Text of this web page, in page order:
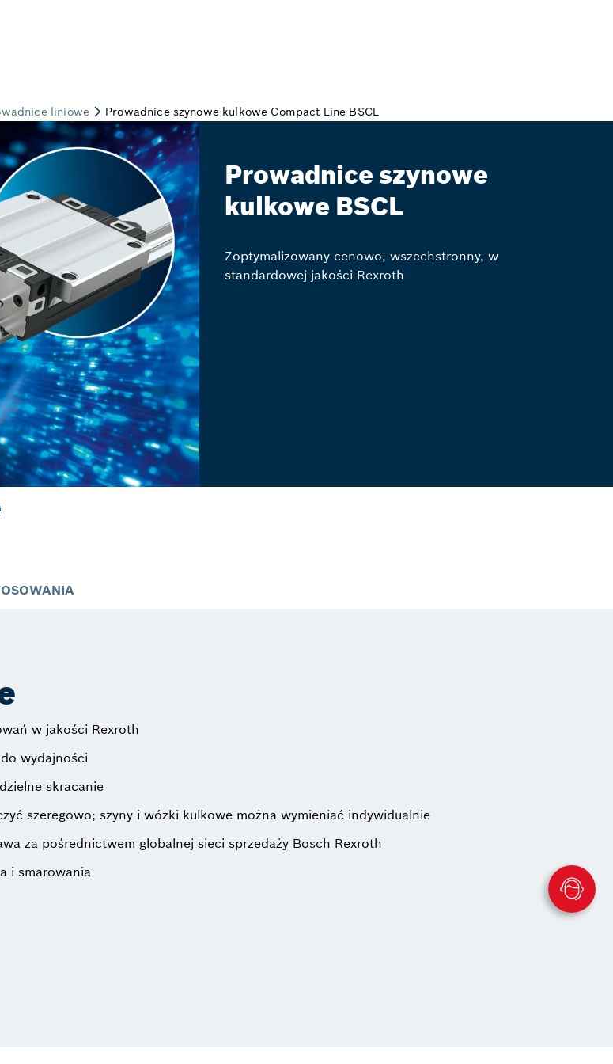
Prowadnice szynowe
kulkowe BSCL
Zoptymalizowany cenowo, wszechstronny, w
standardowej jakości Rexroth
w jakości Rexroth
wydajności
skracanie
szeregowo; szyny i wózki kulkowe można wymieniać indywidualnie
za pośrednictwem globalnej sieci sprzedaży Bosch Rexroth
i smarowania